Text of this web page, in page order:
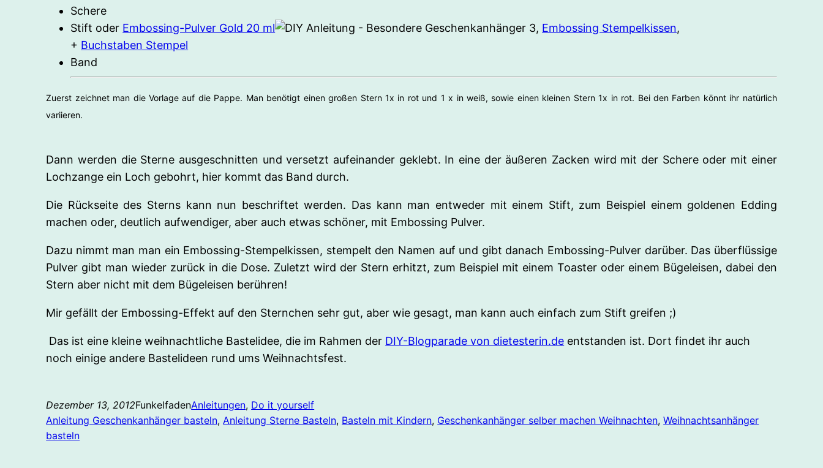
Schere
Stift oder Embossing-Pulver Gold 20 ml , Embossing Stempelkissen,
+ Buchstaben Stempel
Band
Zuerst zeichnet man die Vorlage auf die Pappe. Man benötigt einen großen Stern 1x in rot und 1 x in weiß, sowie einen kleinen Stern 1x in rot. Bei den Farben könnt ihr natürlich
variieren.
Dann werden die Sterne ausgeschnitten und versetzt aufeinander geklebt. In eine der äußeren Zacken wird mit der Schere oder mit einer
Lochzange ein Loch gebohrt, hier kommt das Band durch.
Die Rückseite des Sterns kann nun beschriftet werden. Das kann man entweder mit einem Stift, zum Beispiel einem goldenen Edding
machen oder, deutlich aufwendiger, aber auch etwas schöner, mit Embossing Pulver.
Dazu nimmt man man ein Embossing-Stempelkissen, stempelt den Namen auf und gibt danach Embossing-Pulver darüber. Das überflüssige
Pulver gibt man wieder zurück in die Dose. Zuletzt wird der Stern erhitzt, zum Beispiel mit einem Toaster oder einem Bügeleisen, dabei den
Stern aber nicht mit dem Bügeleisen berühren!
Mir gefällt der Embossing-Effekt auf den Sternchen sehr gut, aber wie gesagt, man kann auch einfach zum Stift greifen ;)
Das ist eine kleine weihnachtliche Bastelidee, die im Rahmen der DIY-Blogparade von dietesterin.de entstanden ist. Dort findet ihr auch
noch einige andere Bastelideen rund ums Weihnachtsfest.
Dezember 13, 2012FunkelfadenAnleitungen, Do it yourself
Anleitung Geschenkanhänger basteln, Anleitung Sterne Basteln, Basteln mit Kindern, Geschenkanhänger selber machen Weihnachten, Weihnachtsanhänger
basteln